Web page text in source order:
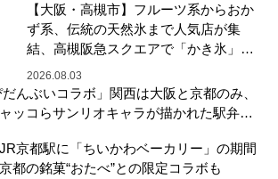
【大阪・高槻市】フルーツ系からおか
ず系、伝統の天然氷まで人気店が集
結、高槻阪急スクエアで「かき氷」祭
り
2026.08.03
んぶいコラボ」関西は大阪と京都のみ、
ッコらサンリオキャラが描かれた駅弁や
JR京都駅に「ちいかわベーカリー」の期間
都の銘菓“おたべ”との限定コラボも